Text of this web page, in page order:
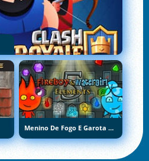
Menino De Fogo E Garota De Água 5: Elementos